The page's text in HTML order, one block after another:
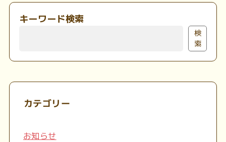
キーワード検索
検
索
カテゴリー
お知らせ